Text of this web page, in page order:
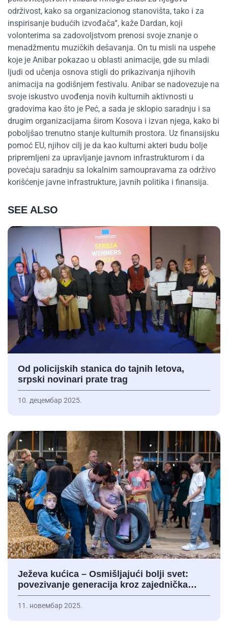
održivost, kako sa organizacionog stanovišta, tako i za
inspirisanje budućih izvođača“, kaže Dardan, koji
volonterima sa zadovoljstvom prenosi svoje znanje o
menadžmentu muzičkih dešavanja. On tu misli na uspehe
koje je Anibar pokazao u oblasti animacije, gde su mladi
ljudi od učenja osnova stigli do prikazivanja njihovih
animacija na godišnjem festivalu. Anibar se nadovezuje na
svoje iskustvo uvođenja novih kulturnih aktivnosti u
gradovima kao što je Peć, a sada je sklopio saradnju i sa
drugim organizacijama širom Kosova i izvan njega, kako bi
poboljšao trenutno stanje kulturnih prostora. Uz finansijsku
pomoć EU, njihov cilj je da kao kulturni akteri budu bolje
pripremljeni za upravljanje javnom infrastrukturom i da
povećaju saradnju sa lokalnim samoupravama za održivo
korišćenje javne infrastrukture, javnih politika i finansija.
SEE ALSO
Od policijskih stanica do tajnih letova,
srpski novinari prate trag
10. децембар 2025.
Ježeva kućica – Osmišljajući bolji svet:
povezivanje generacija kroz zajednička…
11. новембар 2025.